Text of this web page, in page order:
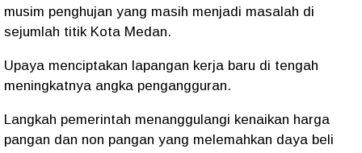
musim penghujan yang masih menjadi masalah di
sejumlah titik Kota Medan.
Upaya menciptakan lapangan kerja baru di tengah
meningkatnya angka pengangguran.
Langkah pemerintah menanggulangi kenaikan harga
pangan dan non pangan yang melemahkan daya beli